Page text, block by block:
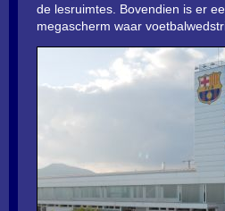
de lesruimtes. Bovendien is er
megascherm waar